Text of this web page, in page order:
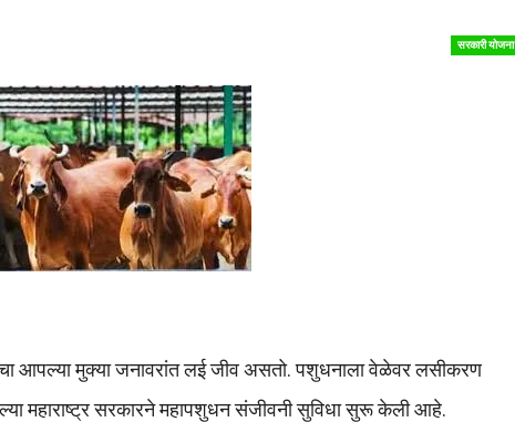
सरकारी योजना
आपल्या मुक्या जनावरांत लई जीव असतो. पशुधनाला वेळेवर लसीकरण
महाराष्ट्र सरकारने महापशुधन संजीवनी सुविधा सुरू केली आहे.